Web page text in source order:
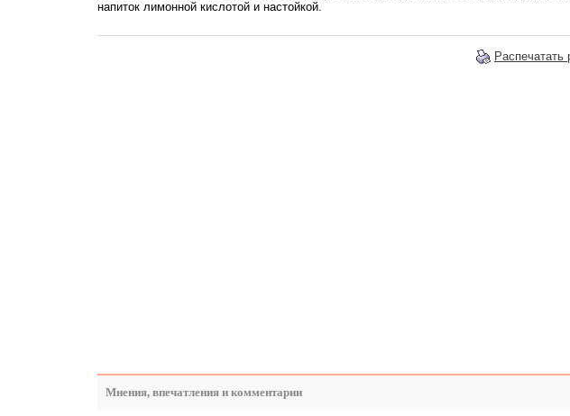
напиток лимонной кислотой и настойкой.
Распечатать
Мнения, впечатления и комментарии